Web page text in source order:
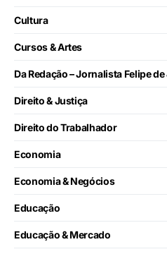
Cultura
Cursos & Artes
Da Redação – Jornalista Felipe
Direito & Justiça
Direito do Trabalhador
Economia
Economia & Negócios
Educação
Educação & Mercado